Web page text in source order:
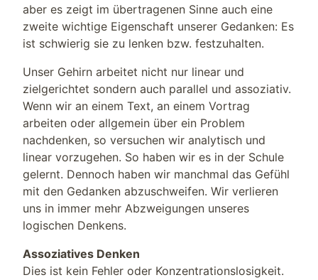
aber es zeigt im übertragenen Sinne auch eine
zweite wichtige Eigenschaft unserer Gedanken: Es
ist schwierig sie zu lenken bzw. festzuhalten.
Unser Gehirn arbeitet nicht nur linear und
zielgerichtet sondern auch parallel und assoziativ.
Wenn wir an einem Text, an einem Vortrag
arbeiten oder allgemein über ein Problem
nachdenken, so versuchen wir analytisch und
linear vorzugehen. So haben wir es in der Schule
gelernt. Dennoch haben wir manchmal das Gefühl
mit den Gedanken abzuschweifen. Wir verlieren
uns in immer mehr Abzweigungen unseres
logischen Denkens.
Assoziatives Denken
Dies ist kein Fehler oder Konzentrationslosigkeit.